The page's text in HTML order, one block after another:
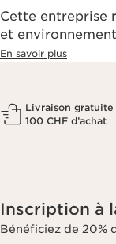
Cette entreprise
et
En savoir plus
Livraison gratuite
100 CHF d’achat
Inscription à
Bénéficiez de 20%